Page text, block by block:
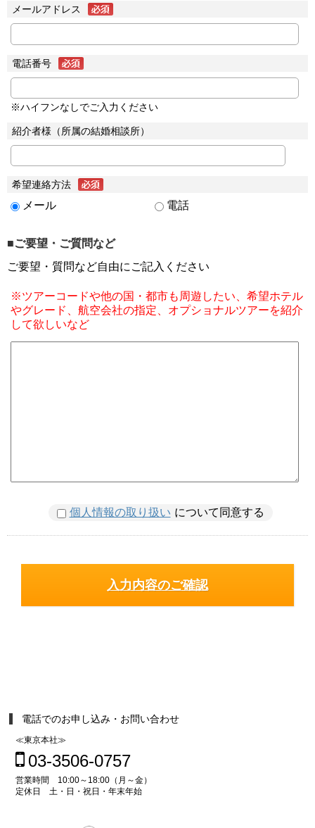
メールアドレス
電話番号
※ハイフンなしでご入力ください
紹介者様（所属の結婚相談所）
希望連絡方法
メール 電話
■ご要望・ご質問など
ご要望・質問など自由にご記入ください
※ツアーコードや他の国・都市も周遊したい、希望ホテル
やグレード、航空会社の指定、オプショナルツアーを紹介
して欲しいなど
個人情報の取り扱い について同意する
電話でのお申し込み・お問い合わせ
≪東京本社≫
03-3506-0757
営業時間 10:00～18:00（月～金）
定休日 土・日・祝日・年末年始